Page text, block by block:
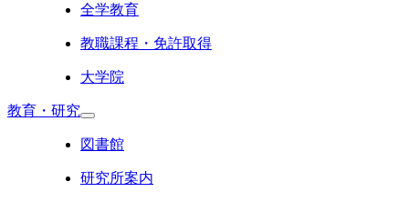
全学教育
教職課程・免許取得
大学院
教育・研究
図書館
研究所案内